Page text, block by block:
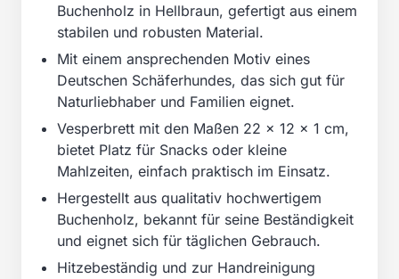
Buchenholz in Hellbraun, gefertigt aus einem
stabilen und robusten Material.
Mit einem ansprechenden Motiv eines
Deutschen Schäferhundes, das sich gut für
Naturliebhaber und Familien eignet.
Vesperbrett mit den Maßen 22 x 12 x 1 cm,
bietet Platz für Snacks oder kleine
Mahlzeiten, einfach praktisch im Einsatz.
Hergestellt aus qualitativ hochwertigem
Buchenholz, bekannt für seine Beständigkeit
und eignet sich für täglichen Gebrauch.
Hitzebeständig und zur Handreinigung